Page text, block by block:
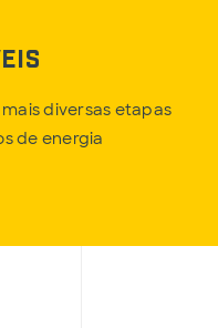
diversas etapas
de energia